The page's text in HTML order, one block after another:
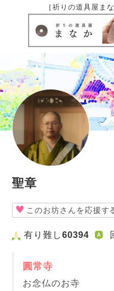
［祈りの道具屋ま
聖章
このお坊さんを応援す
有り難し60394
圓常寺
お念仏のお寺